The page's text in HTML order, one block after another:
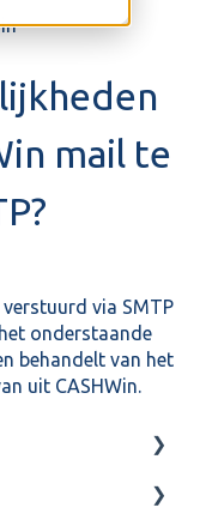
mail te
via SMTP
onderstaande
behandelt van het
uit CASHWin.